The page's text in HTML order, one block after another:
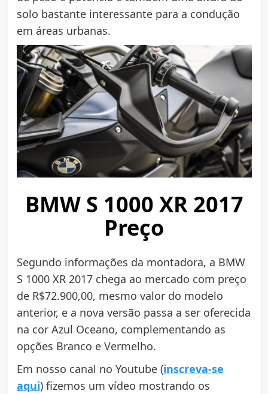
solo bastante interessante para a condução
em áreas urbanas.
BMW S 1000 XR 2017
Preço
Segundo informações da montadora, a BMW
S 1000 XR 2017 chega ao mercado com preço
de R$72.900,00, mesmo valor do modelo
anterior, e a nova versão passa a ser oferecida
na cor Azul Oceano, complementando as
opções Branco e Vermelho.
Em nosso canal no Youtube (inscreva-se
aqui) fizemos um vídeo mostrando os